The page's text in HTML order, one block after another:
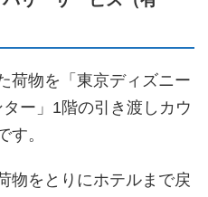
荷物を「東京ディズニー
ー」1階の引き渡しカウ
す。
物をとりにホテルまで戻